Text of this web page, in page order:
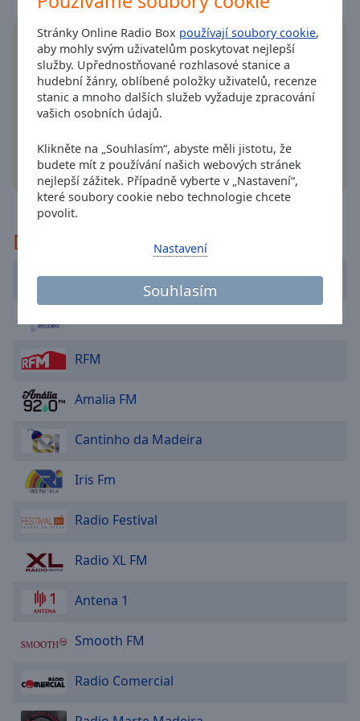
Stránky Online Radio Box používají soubory cookie,
aby mohly svým uživatelům poskytovat nejlepší
služby. Upřednostňované rozhlasové stanice a
hudební žánry, oblíbené položky uživatelů, recenze
stanic a mnoho dalších služeb vyžaduje zpracování
vašich osobních údajů.
Klikněte na „Souhlasím“, abyste měli jistotu, že
budete mít z používání našich webových stránek
nejlepší zážitek. Případně vyberte v „Nastavení“,
které soubory cookie nebo technologie chcete
povolit.
Souhlasím
Nastavení
window.
Opacity
Text
Background
Caption
Background
Color
Size
Nainstalujte si na svůj smartphone zdarma
aplikaciOnline Radio Box a poslouchejte své
oblíbené rozhlasové stanice online – ať jste
kdekoliv!
jiné možnost
Doporučeno
Kiss Fm 101.2
RFM
Amalia FM
Cantinho da Madeira
Iris Fm
Radio Festival
Radio XL FM
Antena 1
Smooth FM
Radio Comercial